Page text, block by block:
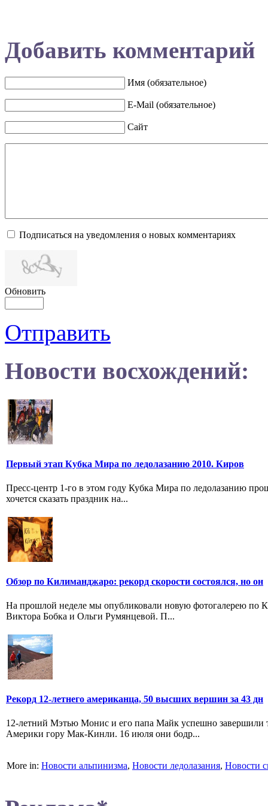
Добавить комментарий
Имя (обязательное)
E-Mail (обязательное)
Сайт
Подписаться на уведомления о новых комментариях
Обновить
Отправить
Новости восхождений:
Первый этап Кубка Мира по ледолазанию 2010. Киров
Пресс-центр 1-го в этом году Кубка Мира по ледолазанию
хочется сказать праздник на...
Обзор по Килиманджаро: рекорд скорости состоялся, но он
На прошлой неделе мы опубликовали новую фотогалерею по
Виктора Бобка и Ольги Румянцевой. П...
Рекорд 12-летнего американца, 50 высших вершин за 43 дн
12-летний Мэтью Монис и его папа Майк успешно
Америки гору Мак-Кинли. 16 июля они бодр...
More in: Новости альпинизма, Новости ледолазания, Новости